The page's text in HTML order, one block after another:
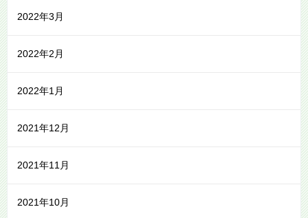
2022年3月
2022年2月
2022年1月
2021年12月
2021年11月
2021年10月